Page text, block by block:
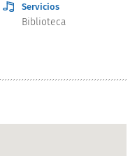
Servicios
Biblioteca